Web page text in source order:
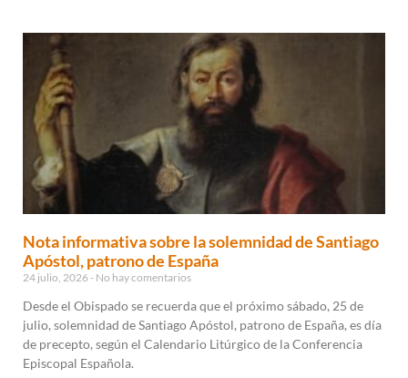
Nota informativa sobre la solemnidad de Santiago
Apóstol, patrono de España
24 julio, 2026 No hay comentarios
Desde el Obispado se recuerda que el próximo sábado, 25 de
julio, solemnidad de Santiago Apóstol, patrono de España, es día
de precepto, según el Calendario Litúrgico de la Conferencia
Episcopal Española.